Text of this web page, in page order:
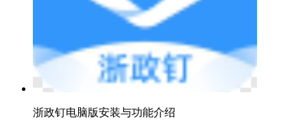
浙政钉电脑版安装与功能介绍